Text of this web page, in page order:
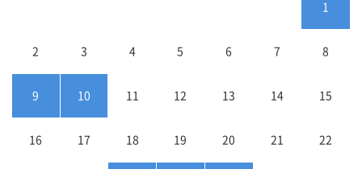
1
2 3 4 5 6 7 8
9 10 11 12 13 14 15
16 17 18 19 20 21 22